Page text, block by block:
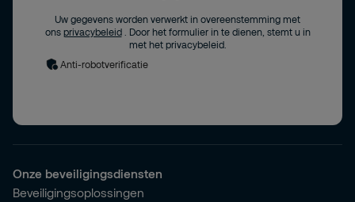
Uw gegevens worden verwerkt in overeenstemming met
ons privacybeleid
. Door het formulier in te dienen, stemt u in
met het privacybeleid.
Anti-robotverificatie
Onze beveiligingsdiensten
Beveiligingsoplossingen